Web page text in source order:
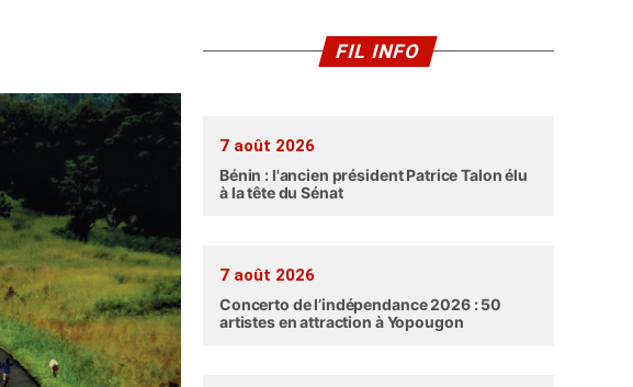
FIL INFO
7 août 2026
Bénin : l'ancien président Patrice Talon élu
à la tête du Sénat
7 août 2026
Concerto de l’indépendance 2026 : 50
artistes en attraction à Yopougon